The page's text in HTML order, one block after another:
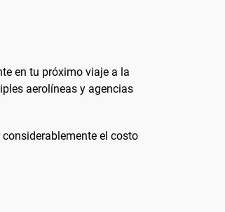
en tu próximo viaje a la
aerolíneas y agencias
el costo